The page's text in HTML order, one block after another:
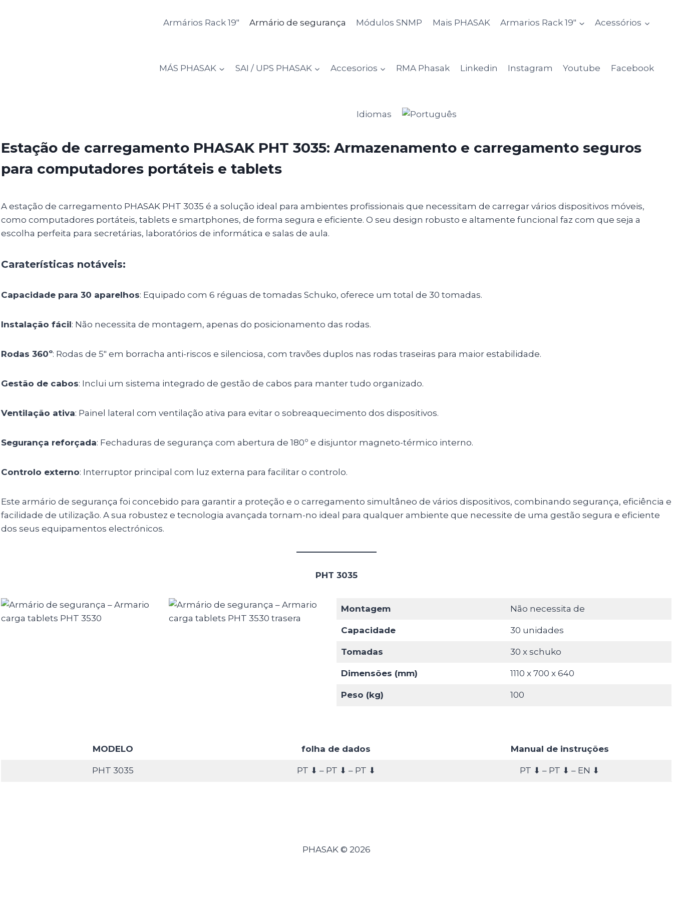
Armários Rack 19″ Armário de segurança Módulos SNMP Mais PHASAK Armarios Rack 19″ Acessórios
MÁS PHASAK SAI / UPS PHASAK Accesorios RMA Phasak Linkedin Instagram Youtube Facebook
Idiomas
Estação de carregamento PHASAK PHT 3035: Armazenamento e carregamento seguros
para computadores portáteis e tablets
A estação de carregamento PHASAK PHT 3035 é a solução ideal para ambientes profissionais que necessitam de carregar vários dispositivos móveis,
como computadores portáteis, tablets e smartphones, de forma segura e eficiente. O seu design robusto e altamente funcional faz com que seja a
escolha perfeita para secretárias, laboratórios de informática e salas de aula.
Caraterísticas notáveis:
Capacidade para 30 aparelhos: Equipado com 6 réguas de tomadas Schuko, oferece um total de 30 tomadas.
Instalação fácil: Não necessita de montagem, apenas do posicionamento das rodas.
Rodas 360º: Rodas de 5″ em borracha anti-riscos e silenciosa, com travões duplos nas rodas traseiras para maior estabilidade.
Gestão de cabos: Inclui um sistema integrado de gestão de cabos para manter tudo organizado.
Ventilação ativa: Painel lateral com ventilação ativa para evitar o sobreaquecimento dos dispositivos.
Segurança reforçada: Fechaduras de segurança com abertura de 180º e disjuntor magneto-térmico interno.
Controlo externo: Interruptor principal com luz externa para facilitar o controlo.
Este armário de segurança foi concebido para garantir a proteção e o carregamento simultâneo de vários dispositivos, combinando segurança, eficiência e
facilidade de utilização. A sua robustez e tecnologia avançada tornam-no ideal para qualquer ambiente que necessite de uma gestão segura e eficiente
dos seus equipamentos electrónicos.
PHT 3035
Montagem Não necessita de
Capacidade 30 unidades
Tomadas 30 x schuko
Dimensões (mm) 1110 x 700 x 640
Peso (kg) 100
MODELO folha de dados Manual de instruções
PHT 3035 PT ⬇ – PT ⬇ – PT ⬇ PT ⬇ – PT ⬇ – EN ⬇
PHASAK © 2026